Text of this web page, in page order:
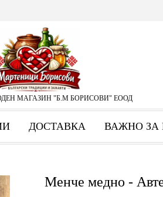
МАГАЗИН "Б.М БОРИСОВИ" ЕООД
ДОСТАВКА ВАЖНО ЗА
Менче медно -